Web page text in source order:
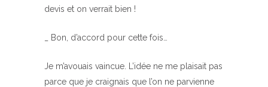
devis et on verrait bien !
_ Bon, d’accord pour cette fois…
Je m’avouais vaincue. L’idée ne me plaisait pas
parce que je craignais que l’on ne parvienne